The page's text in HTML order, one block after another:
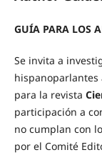
GUÍA PARA LOS
Se invita a
para la revista
participación a
no cumplan con
por el Comité